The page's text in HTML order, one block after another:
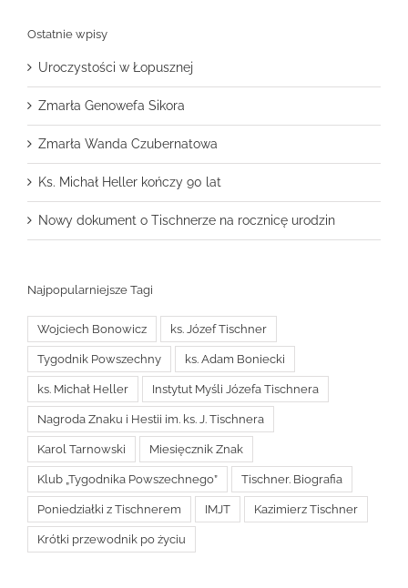
Ostatnie wpisy
Uroczystości w Łopusznej
Zmarła Genowefa Sikora
Zmarła Wanda Czubernatowa
Ks. Michał Heller kończy 90 lat
Nowy dokument o Tischnerze na rocznicę urodzin
Najpopularniejsze Tagi
Wojciech Bonowicz ks. Józef Tischner
Tygodnik Powszechny ks. Adam Boniecki
ks. Michał Heller Instytut Myśli Józefa Tischnera
Nagroda Znaku i Hestii im. ks. J. Tischnera
Karol Tarnowski Miesięcznik Znak
Klub „Tygodnika Powszechnego” Tischner. Biografia
Poniedziałki z Tischnerem IMJT Kazimierz Tischner
Krótki przewodnik po życiu